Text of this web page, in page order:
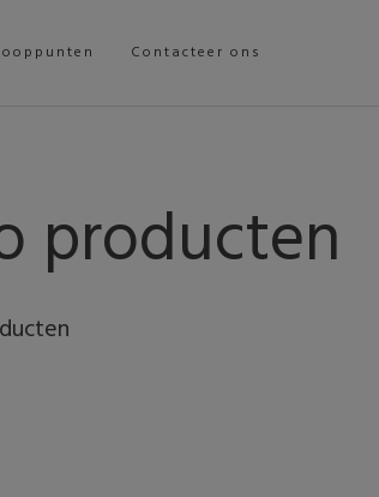
Contacteer ons
producten